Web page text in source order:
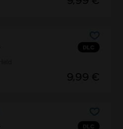
DLC
9,99 €
DLC